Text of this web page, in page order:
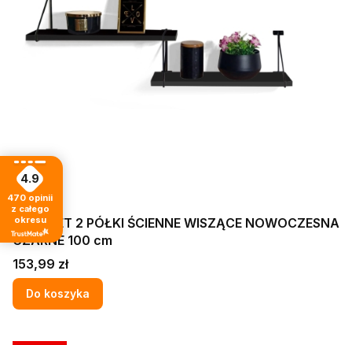
KOMPLET 2 PÓŁKI ŚCIENNE WISZĄCE NOWOCZESNA
CZARNE 100 cm
Cena
153,99 zł
Do koszyka
4.9
470 opinii
z całego
okresu